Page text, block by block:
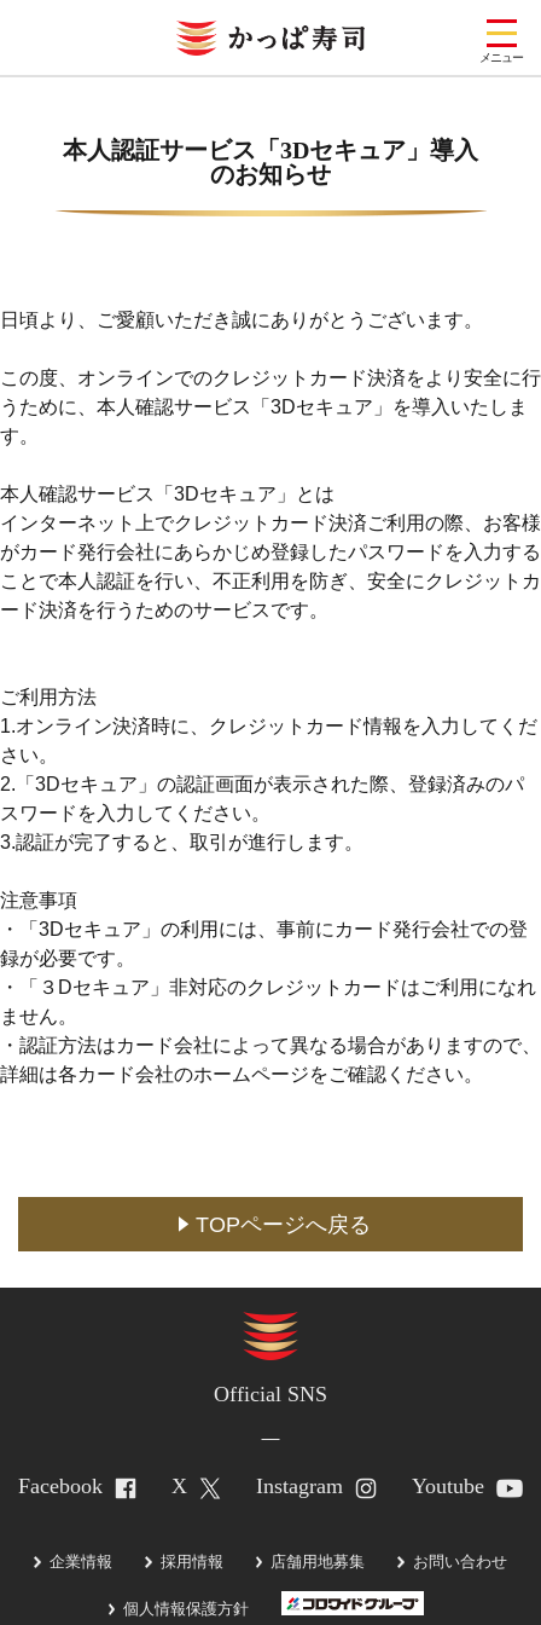
メニュー
メニュー
定番メニュー
予約・注文
店舗予約(通常予約・食べホー予約)
お持ち帰りWeb予約
宅配デリバリー(UberEats・出前館)
どこでもかっぱ寿司
お問い合わせ
ご意見・お問い合わせフォーム
アプリに関するよくあるご質問
店舗用地に関するお問い合わせ
採用情報
本人認証サービス「3Dセキュア」導入
のお知らせ
日頃より、ご愛顧いただき誠にありがとうございます。
この度、オンラインでのクレジットカード決済をより安全に行
うために、本人確認サービス「3Dセキュア」を導入いたしま
す。
本人確認サービス「3Dセキュア」とは
インターネット上でクレジットカード決済ご利用の際、お客様
がカード発行会社にあらかじめ登録したパスワードを入力する
ことで本人認証を行い、不正利用を防ぎ、安全にクレジットカ
ード決済を行うためのサービスです。
ご利用方法
1.オンライン決済時に、クレジットカード情報を入力してくだ
さい。
2.「3Dセキュア」の認証画面が表示された際、登録済みのパ
スワードを入力してください。
3.認証が完了すると、取引が進行します。
注意事項
・「3Dセキュア」の利用には、事前にカード発行会社での登
録が必要です。
・「３Dセキュア」非対応のクレジットカードはご利用になれ
ません。
・認証方法はカード会社によって異なる場合がありますので、
詳細は各カード会社のホームページをご確認ください。
TOPページへ戻る
Official SNS
Facebook X Instagram Youtube
企業情報 採用情報 店舗用地募集 お問い合わせ
個人情報保護方針